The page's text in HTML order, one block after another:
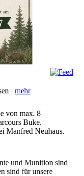
mehr
von max. 8
Buke.
Manfred Neuhaus.
und Munition sind
sind für unsere